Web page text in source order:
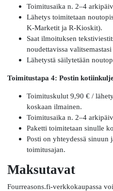
Toimitusaika n. 2–4
Lähetys toimitetaan
K-Marketit ja R-Kioskit).
Saat ilmoituksen
noudettavissa
Lähetystä säilytetään
Toimitustapa 4: Postin
Toimituskulut 9,90 € /
koskaan ilmainen.
Toimitusaika n. 2–4
Paketti toimitetaan sinulle
Posti on yhteydessä sinuun
toimitusajan.
Maksutavat
Fourreasons.fi-verkkokaupassa